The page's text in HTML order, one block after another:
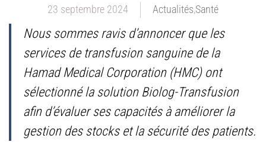
23 septembre 2024 Actualités,Santé
Nous sommes ravis d’annoncer que les
services de transfusion sanguine de la
Hamad Medical Corporation (HMC) ont
sélectionné la solution Biolog-Transfusion
afin d’évaluer ses capacités à améliorer la
gestion des stocks et la sécurité des patients.